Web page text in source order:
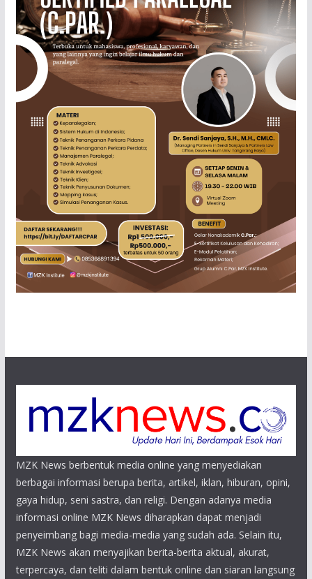
MZK News berbentuk media online yang menyediakan
berbagai informasi berupa berita, artikel, iklan, hiburan, opini,
gaya hidup, seni sastra, dan religi. Dengan adanya media
informasi online MZK News diharapkan dapat menjadi
penyeimbang bagi media-media yang sudah ada. Selain itu,
MZK News akan menyajikan berita-berita aktual, akurat,
terpercaya, dan teliti dalam bentuk online dan siaran langsung